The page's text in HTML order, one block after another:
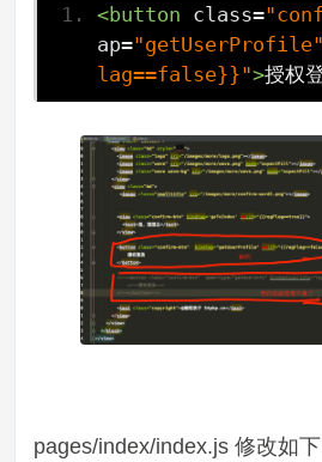
<button class=
ap="getUserProfile"
lag==false}}">授权
pages/index/index.js 修改如下